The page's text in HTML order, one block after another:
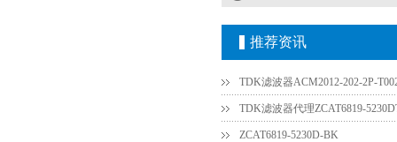
推荐资讯
TDK滤波器ACM2012-202-2P-
TDK滤波器代理ZCAT6819-
ZCAT6819-5230D-BK